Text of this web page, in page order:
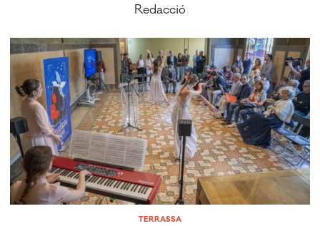
Redacció
TERRASSA